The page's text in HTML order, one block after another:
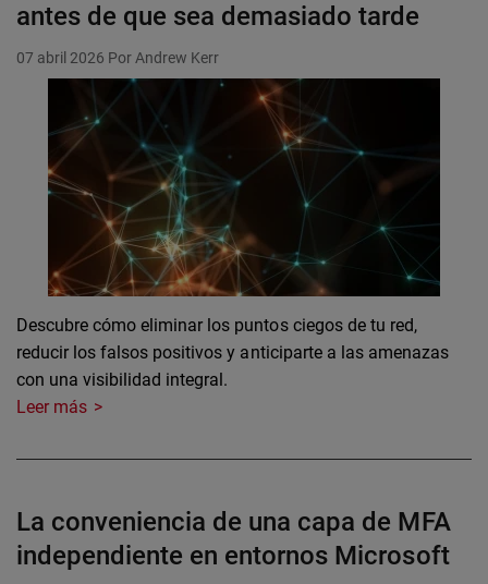
antes de que sea demasiado tarde
07 abril 2026 Por Andrew Kerr
Descubre cómo eliminar los puntos ciegos de tu red,
reducir los falsos positivos y anticiparte a las amenazas
con una visibilidad integral.
Leer más
La conveniencia de una capa de MFA
independiente en entornos Microsoft